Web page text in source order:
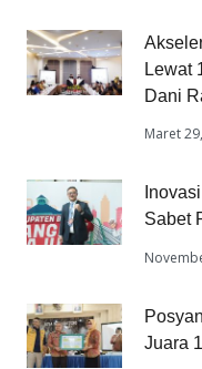
Lewat
Dani
Maret
Sabet
Juara